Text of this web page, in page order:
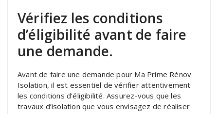
Vérifiez les conditions
d’éligibilité avant de faire
une demande.
Avant de faire une demande pour Ma Prime Rénov
Isolation, il est essentiel de vérifier attentivement
les conditions d’éligibilité. Assurez-vous que les
travaux d’isolation que vous envisagez de réaliser